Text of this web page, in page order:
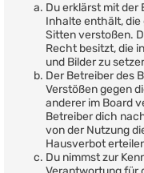
Du erklärst mit der
Inhalte enthält,
Sitten verstoßen.
Recht besitzt, die
und Bilder zu
Der Betreiber des
Verstößen gegen
anderer im Board
Betreiber dich
von der Nutzung
Hausverbot
Du nimmst zur